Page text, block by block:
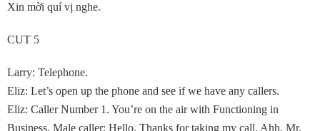
Xin mời quí vị nghe.
CUT 5
Larry: Telephone.
Eliz: Let’s open up the phone and see if we have any callers.
Eliz: Caller Number 1. You’re on the air with Functioning in
Business. Male caller: Hello. Thanks for taking my call. Ahh, Mr.